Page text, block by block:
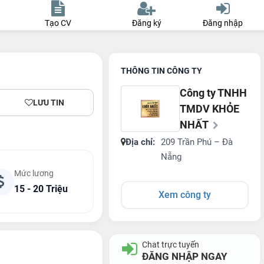
Tạo CV Đăng ký Đăng nhập
LƯU TIN
Mức lương
15 - 20 Triệu
THÔNG TIN CÔNG TY
Công ty TNHH
TMDV KHỎE
NHẤT
Địa chỉ: 209 Trần Phú – Đà
Nẵng
Xem công ty
Chat trực tuyến
ĐĂNG NHẬP NGAY